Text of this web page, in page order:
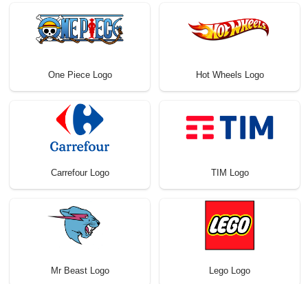
One Piece Logo Hot Wheels Logo
Carrefour Logo TIM Logo
Mr Beast Logo Lego Logo